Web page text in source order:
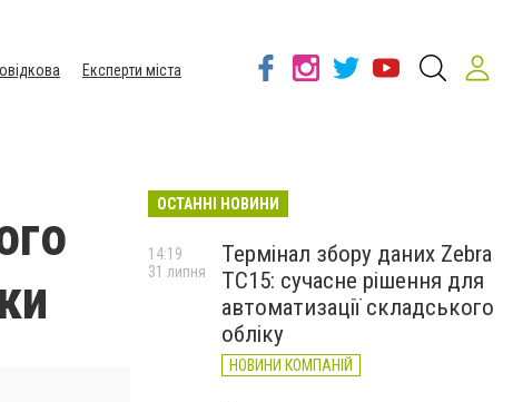
Експерти міста
ОСТАННІ НОВИНИ
Термінал збору даних Zebra
TC15: сучасне рішення для
автоматизації складського
обліку
НОВИНИ КОМПАНІЙ
14:19
31 липня